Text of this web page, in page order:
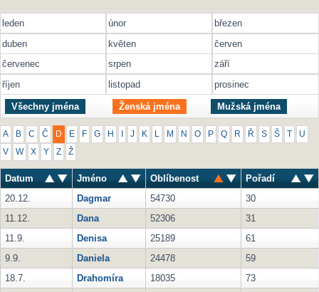
leden únor
březen
duben
květen
červen
červenec
srpen
září
říjen
listopad prosinec
Všechny jména Ženská jména Mužská jména
A B C Č D E F G H J K M N O P Q R Ř S Š U
V W X Y Z Ž
Datum Jméno Oblíbenost
Pořadí
20.12.
Dagmar 54730
30
11.12.
Dana 52306
31
11.9.
Denisa 25189
61
9.9.
Daniela 24478
59
18.7.
Drahomíra 18035
73